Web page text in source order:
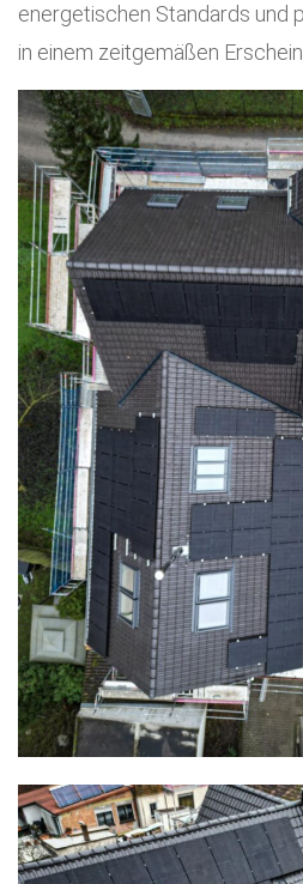
energetischen Standards und
in einem zeitgemäßen